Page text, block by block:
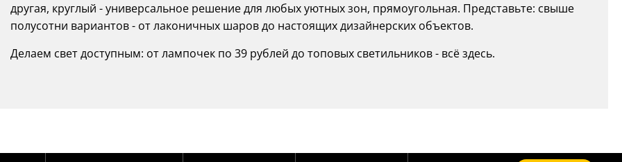
другая, круглый - универсальное решение для любых уютных зон, прямоугольная. Представьте: свыше
полусотни вариантов - от лаконичных шаров до настоящих дизайнерских объектов.
Делаем свет доступным: от лампочек по 39 рублей до топовых светильников - всё здесь.